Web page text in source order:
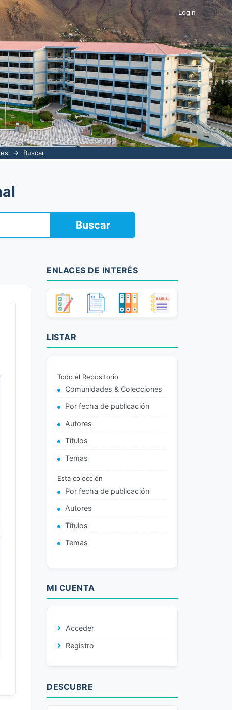
Login
→ Buscar
Buscar
ENLACES DE INTERÉS
LISTAR
Todo el Repositorio
Comunidades & Colecciones
Por fecha de publicación
Autores
Títulos
Temas
Esta colección
Por fecha de publicación
Autores
Títulos
Temas
MI CUENTA
Acceder
Registro
DESCUBRE